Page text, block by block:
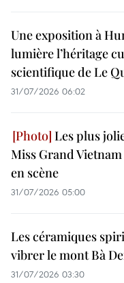
Une exposition à
lumière l’héritage
scientifique de Le
31/07/2026 06:02
Les plus
Miss Grand
en scène
31/07/2026 05:00
Les céramiques
vibrer le mont Bà
31/07/2026 03:30